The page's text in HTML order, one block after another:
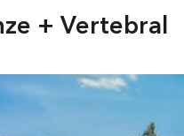
+ Vertebral